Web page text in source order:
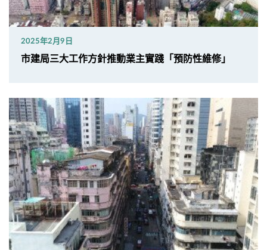
2025年2月9日
市建局三大工作方針推動業主實踐「預防性維修」